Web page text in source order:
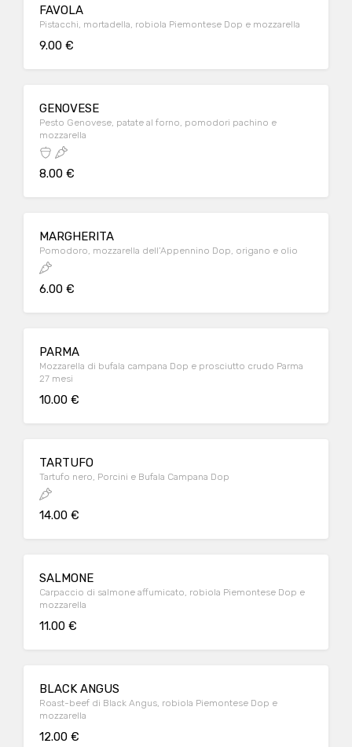
FAVOLA
Pistacchi, mortadella, robiola Piemontese Dop e mozzarella
9.00 €
GENOVESE
Pesto Genovese, patate al forno, pomodori pachino e
mozzarella
8.00 €
MARGHERITA
Pomodoro, mozzarella dell’Appennino Dop, origano e olio
6.00 €
PARMA
Mozzarella di bufala campana Dop e prosciutto crudo Parma
27 mesi
10.00 €
TARTUFO
Tartufo nero, Porcini e Bufala Campana Dop
14.00 €
SALMONE
Carpaccio di salmone affumicato, robiola Piemontese Dop e
mozzarella
11.00 €
BLACK ANGUS
Roast-beef di Black Angus, robiola Piemontese Dop e
mozzarella
12.00 €